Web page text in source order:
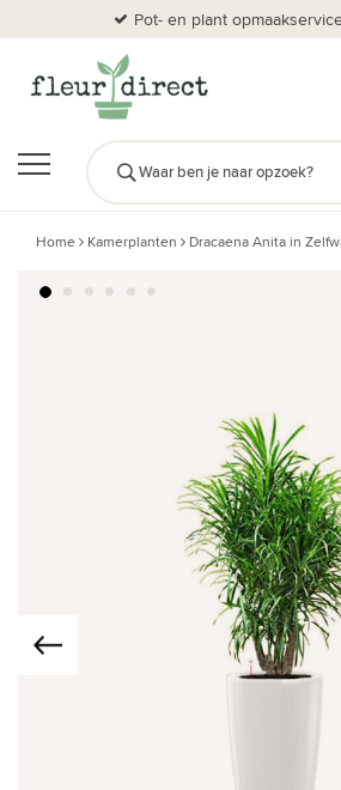
Pot- en plant
Home Kamerplanten Dracaena Anita in